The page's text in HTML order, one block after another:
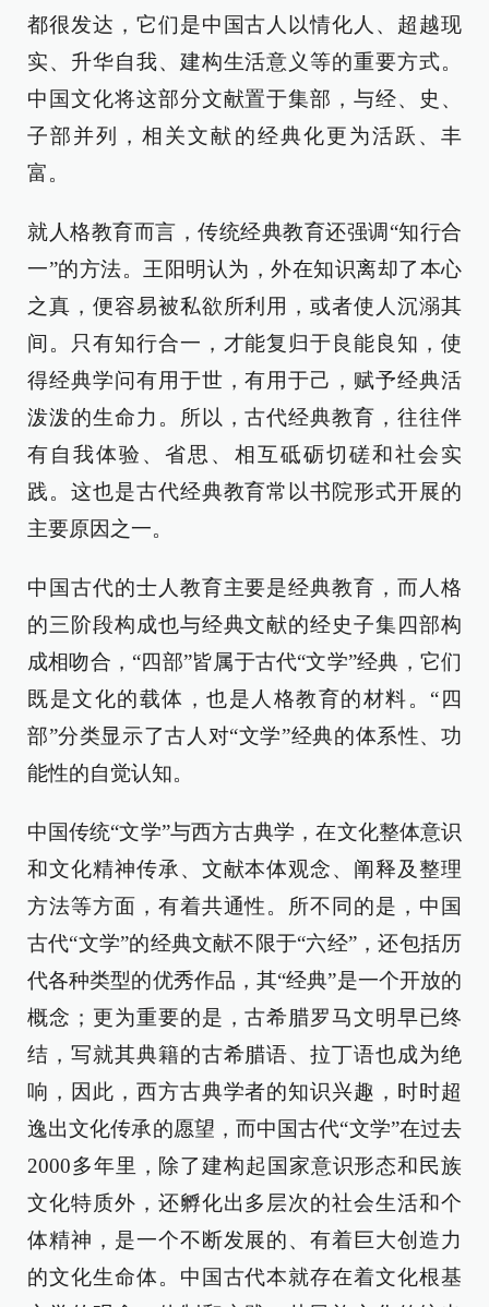
都很发达，它们是中国古人以情化人、超越现
实、升华自我、建构生活意义等的重要方式。
中国文化将这部分文献置于集部，与经、史、
子部并列，相关文献的经典化更为活跃、丰
富。
就人格教育而言，传统经典教育还强调“知行合
一”的方法。王阳明认为，外在知识离却了本心
之真，便容易被私欲所利用，或者使人沉溺其
间。只有知行合一，才能复归于良能良知，使
得经典学问有用于世，有用于己，赋予经典活
泼泼的生命力。所以，古代经典教育，往往伴
有自我体验、省思、相互砥砺切磋和社会实
践。这也是古代经典教育常以书院形式开展的
主要原因之一。
中国古代的士人教育主要是经典教育，而人格
的三阶段构成也与经典文献的经史子集四部构
成相吻合，“四部”皆属于古代“文学”经典，它们
既是文化的载体，也是人格教育的材料。“四
部”分类显示了古人对“文学”经典的体系性、功
能性的自觉认知。
中国传统“文学”与西方古典学，在文化整体意识
和文化精神传承、文献本体观念、阐释及整理
方法等方面，有着共通性。所不同的是，中国
古代“文学”的经典文献不限于“六经”，还包括历
代各种类型的优秀作品，其“经典”是一个开放的
概念；更为重要的是，古希腊罗马文明早已终
结，写就其典籍的古希腊语、拉丁语也成为绝
响，因此，西方古典学者的知识兴趣，时时超
逸出文化传承的愿望，而中国古代“文学”在过去
2000多年里，除了建构起国家意识形态和民族
文化特质外，还孵化出多层次的社会生活和个
体精神，是一个不断发展的、有着巨大创造力
的文化生命体。中国古代本就存在着文化根基